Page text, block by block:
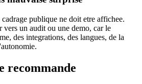
publique ne doit etre affichee.
vers un audit ou une demo, car le
des integrations, des langues, de la
recommande